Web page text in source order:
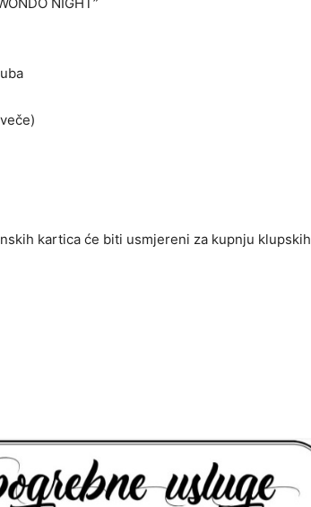
kartica će biti usmjereni za kupnju klupskih